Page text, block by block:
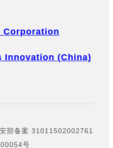
Corporation
Innovation (China)
部备案 31011502002761
号